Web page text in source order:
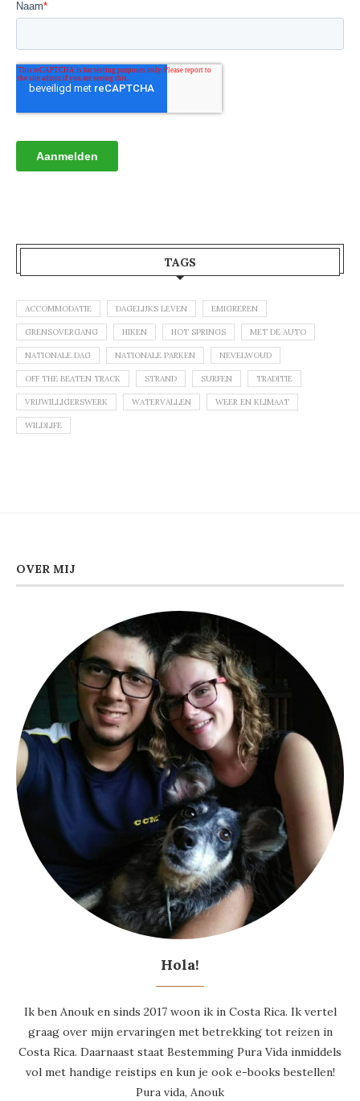
TAGS
ACCOMMODATIE DAGELIJKS LEVEN EMIGREREN
GRENSOVERGANG HIKEN HOT SPRINGS MET DE AUTO
NATIONALE DAG NATIONALE PARKEN NEVELWOUD
OFF THE BEATEN TRACK STRAND SURFEN TRADITIE
VRIJWILLIGERSWERK WATERVALLEN WEER EN KLIMAAT
WILDLIFE
OVER MIJ
Hola!
Ik ben Anouk en sinds 2017 woon ik in Costa Rica. Ik vertel
graag over mijn ervaringen met betrekking tot reizen in
Costa Rica. Daarnaast staat Bestemming Pura Vida inmiddels
vol met handige reistips en kun je ook e-books bestellen!
Pura vida, Anouk